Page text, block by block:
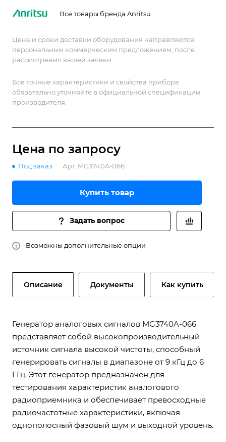
Все товары бренда Anritsu
Цена и сроки доставки оборудования направляются
персональным коммерческим предложением, после
рассмотрения вашей заявки.
Все точные характеристики и свойства прибора
обязательно уточняйте в официальной спецификации
производителя.
Цена по запросу
Под заказ Арт. MG3740A-066
Купить товар
Задать вопрос
Возможны дополнительные опции
Описание Документы Как купить
Генератор аналоговых сигналов MG3740A-066
представляет собой высокопроизводительный
источник сигнала высокой чистоты, способный
генерировать сигналы в диапазоне от 9 кГц до 6
ГГц. Этот генератор предназначен для
тестирования характеристик аналогового
радиоприемника и обеспечивает превосходные
радиочастотные характеристики, включая
однополосный фазовый шум и выходной уровень.